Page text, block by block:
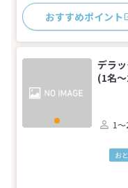
おすすめポイント
デラ
(1名
1～
お